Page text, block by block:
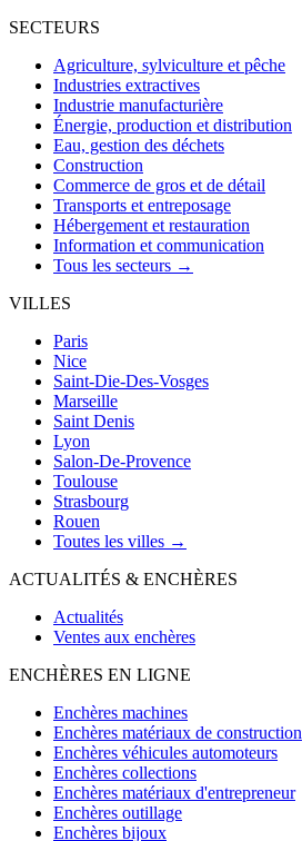
SECTEURS
Agriculture, sylviculture et pêche
Industries extractives
Industrie manufacturière
Énergie, production et distribution
Eau, gestion des déchets
Construction
Commerce de gros et de détail
Transports et entreposage
Hébergement et restauration
Information et communication
Tous les secteurs →
VILLES
Paris
Nice
Saint-Die-Des-Vosges
Marseille
Saint Denis
Lyon
Salon-De-Provence
Toulouse
Strasbourg
Rouen
Toutes les villes →
ACTUALITÉS & ENCHÈRES
Actualités
Ventes aux enchères
ENCHÈRES EN LIGNE
Enchères machines
Enchères matériaux de construction
Enchères véhicules automoteurs
Enchères collections
Enchères matériaux d'entrepreneur
Enchères outillage
Enchères bijoux